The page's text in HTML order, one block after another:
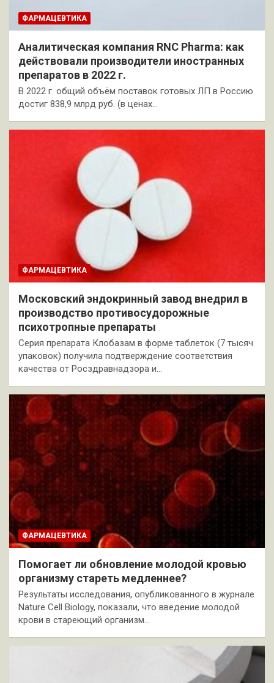
ФАРМАЦЕВТИКА
Аналитическая компания RNC Pharma: как
действовали производители иностранных
препаратов в 2022 г.
В 2022 г. общий объём поставок готовых ЛП в Россию
достиг 838,9 млрд руб. (в ценах…
ФАРМАЦЕВТИКА
Московский эндокринный завод внедрил в
производство противосудорожные
психотропные препараты
Серия препарата Клобазам в форме таблеток (7 тысяч
упаковок) получила подтверждение соответствия
качества от Росздравнадзора и…
ФАРМАЦЕВТИКА
Помогает ли обновление молодой кровью
организму стареть медленнее?
Результаты исследования, опубликованного в журнале
Nature Cell Biology, показали, что введение молодой
крови в стареющий организм…